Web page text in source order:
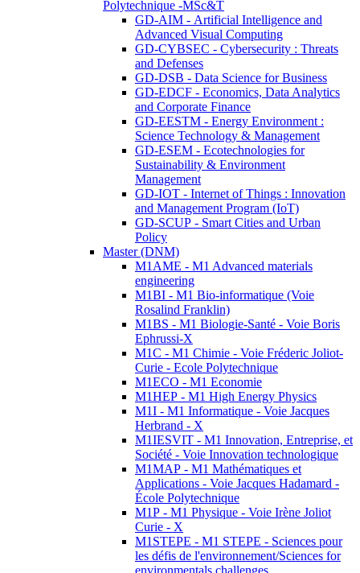
Polytechnique -MSc&T
GD-AIM - Artificial Intelligence and
Advanced Visual Computing
GD-CYBSEC - Cybersecurity : Threats
and Defenses
GD-DSB - Data Science for Business
GD-EDCF - Economics, Data Analytics
and Corporate Finance
GD-EESTM - Energy Environment :
Science Technology & Management
GD-ESEM - Ecotechnologies for
Sustainability & Environment
Management
GD-IOT - Internet of Things : Innovation
and Management Program (IoT)
GD-SCUP - Smart Cities and Urban
Policy
Master (DNM)
M1AME - M1 Advanced materials
engineering
M1BI - M1 Bio-informatique (Voie
Rosalind Franklin)
M1BS - M1 Biologie-Santé - Voie Boris
Ephrussi-X
M1C - M1 Chimie - Voie Fréderic Joliot-
Curie - Ecole Polytechnique
M1ECO - M1 Economie
M1HEP - M1 High Energy Physics
M1I - M1 Informatique - Voie Jacques
Herbrand - X
M1IESVIT - M1 Innovation, Entreprise, et
Société - Voie Innovation technologique
M1MAP - M1 Mathématiques et
Applications - Voie Jacques Hadamard -
École Polytechnique
M1P - M1 Physique - Voie Irène Joliot
Curie - X
M1STEPE - M1 STEPE - Sciences pour
les défis de l'environnement/Sciences for
environmentals challenges